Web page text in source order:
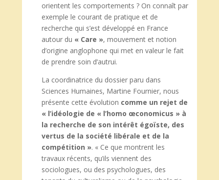
orientent les comportements ? On connaît par
exemple le courant de pratique et de
recherche qui s’est développé en France
autour du « Care », mouvement et notion
d’origine anglophone qui met en valeur le fait
de prendre soin d’autrui.
La coordinatrice du dossier paru dans
Sciences Humaines, Martine Fournier, nous
présente cette évolution comme un rejet de
« l’idéologie de « l’homo œconomicus » à
la recherche de son intérêt égoïste, des
vertus de la société libérale et de la
compétition ». « Ce que montrent les
travaux récents, qu’ils viennent des
sociologues, ou des psychologues, des